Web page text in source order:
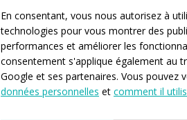
En consentant, vous nous autorisez à
technologies pour vous montrer des
performances et améliorer les
consentement s'applique également au
Google et ses partenaires. Vous pouvez
données personnelles et comment il